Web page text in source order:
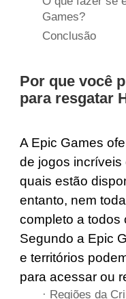
Games?
Conclusão
Por que você
para resgatar
A Epic Games
de jogos incríveis
quais estão
entanto, nem
completo a todos
Segundo a Epic
e territórios
para acessar ou
· Regiões da